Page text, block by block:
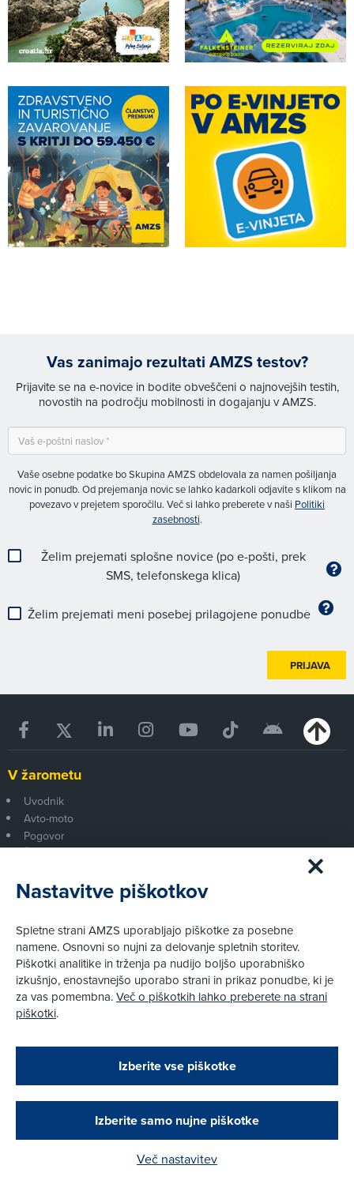
Zapri
Podarjamo vam 10 €!
Obstoječi in novi AMZS člani, ki boste v AMZS
opravili registracijo vozila, boste prejeli
vrednostno darilno kartico z dobroimetjem v višini
Kako do darila?
Vas zanimajo rezultati AMZS testov?
Prijavite se na e-novice in bodite obveščeni o najnovejših testih,
novostih na področju mobilnosti in dogajanju v AMZS.
Vaše osebne podatke bo Skupina AMZS obdelovala za namen pošiljanja
novic in ponudb. Od prejemanja novic se lahko kadarkoli odjavite s klikom na
povezavo v prejetem sporočilu. Več si lahko preberete v naši Politiki
zasebnosti.
Želim prejemati splošne novice (po e-pošti, prek
SMS, telefonskega klica)
Želim prejemati meni posebej prilagojene ponudbe
PRIJAVA
V žarometu
Uvodnik
Avto-moto
Pogovor
Šport
Test
Pnevmatike
Otroški varnostni sedeži
Naprave
Preskusni trki
Drugi testi
Mobilnost
Nastavitve piškotkov
Spletne strani AMZS uporabljajo piškotke za posebne
namene. Osnovni so nujni za delovanje spletnih storitev.
Piškotki analitike in trženja pa nudijo boljšo uporabniško
izkušnjo, enostavnejšo uporabo strani in prikaz ponudbe, ki je
za vas pomembna.Več o piškotkih lahko preberete na strani
piškotki.
Izberite vse piškotke
Izberite samo nujne piškotke
Več nastavitev